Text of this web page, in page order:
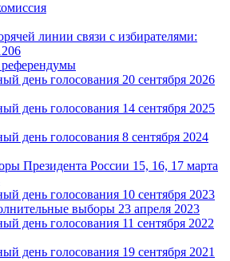
линии связи с избирателями:
день голосования 20 сентября 2026
день голосования 14 сентября 2025
день голосования 8 сентября 2024
Президента России 15, 16, 17 марта
день голосования 10 сентября 2023
выборы 23 апреля 2023
день голосования 11 сентября 2022
день голосования 19 сентября 2021